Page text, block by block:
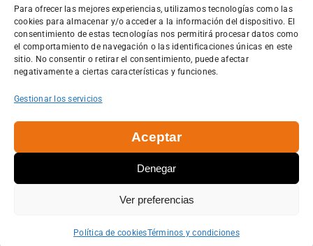
Para ofrecer las mejores experiencias, utilizamos tecnologías como las
cookies para almacenar y/o acceder a la información del dispositivo. El
consentimiento de estas tecnologías nos permitirá procesar datos como
el comportamiento de navegación o las identificaciones únicas en este
sitio. No consentir o retirar el consentimiento, puede afectar
negativamente a ciertas características y funciones.
Gestionar los servicios
Aceptar
Denegar
Ver preferencias
Política de cookiesTérminos y condiciones
propuesto?
¿Ofrecen servicios de mantenimiento continuo
después de finalizar el trabajo?
Zubikurtze N9 Bajo 48340 Amorebieta (Bizkaia) |
¿Necesitas ayuda?